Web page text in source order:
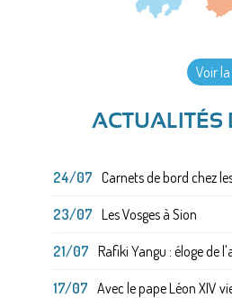
Voir
ACTUALITÉS
24/07 Carnets de bord chez
23/07 Les Vosges à Sion
21/07 Rafiki Yangu : éloge de
17/07 Avec le pape Léon XIV